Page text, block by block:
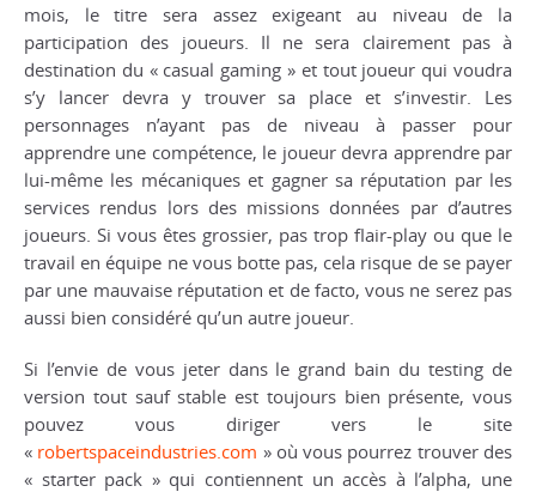
mois, le titre sera assez exigeant au niveau de la
participation des joueurs. Il ne sera clairement pas à
destination du « casual gaming » et tout joueur qui voudra
s’y lancer devra y trouver sa place et s’investir. Les
personnages n’ayant pas de niveau à passer pour
apprendre une compétence, le joueur devra apprendre par
lui-même les mécaniques et gagner sa réputation par les
services rendus lors des missions données par d’autres
joueurs. Si vous êtes grossier, pas trop flair-play ou que le
travail en équipe ne vous botte pas, cela risque de se payer
par une mauvaise réputation et de facto, vous ne serez pas
aussi bien considéré qu’un autre joueur.
Si l’envie de vous jeter dans le grand bain du testing de
version tout sauf stable est toujours bien présente, vous
pouvez vous diriger vers le site
« robertspaceindustries.com » où vous pourrez trouver des
« starter pack » qui contiennent un accès à l’alpha, une